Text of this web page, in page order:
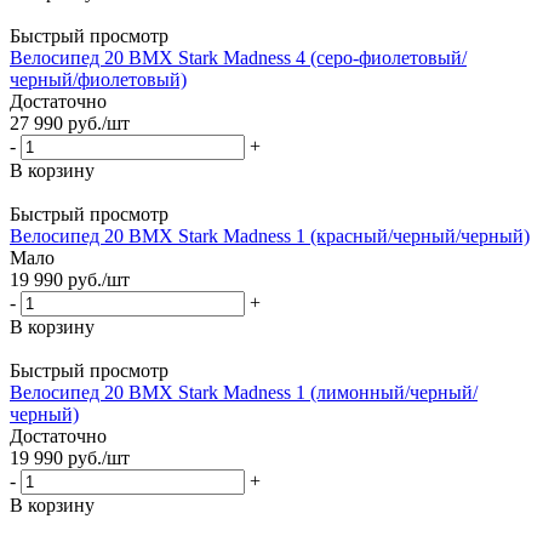
Быстрый просмотр
Велосипед 20 BMX Stark Madness 4 (серо-фиолетовый/
черный/фиолетовый)
Достаточно
27 990 руб./шт
-
+
В корзину
Быстрый просмотр
Велосипед 20 BMX Stark Madness 1 (красный/черный/черный)
Мало
19 990 руб./шт
-
+
В корзину
Быстрый просмотр
Велосипед 20 BMX Stark Madness 1 (лимонный/черный/
черный)
Достаточно
19 990 руб./шт
-
+
В корзину